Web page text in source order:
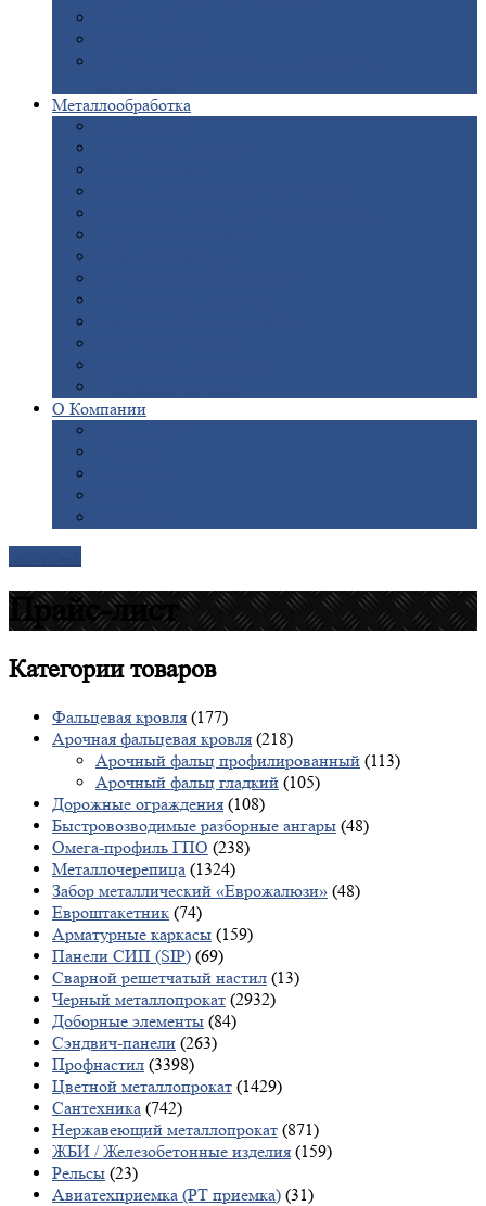
Металлообработка
О Компании
Прайс-лист
Категориитоваров
Фальцевая кровля (177)
Арочная фальцевая кровля (218)
Арочный фальц профилированный (113)
Арочный фальц гладкий (105)
Дорожные ограждения (108)
Быстровозводимые разборные ангары (48)
Омега-профиль ГПО (238)
Металлочерепица (1324)
Забор металлический «Еврожалюзи» (48)
Евроштакетник (74)
Арматурные каркасы (159)
Панели СИП (SIP) (69)
Сварной решетчатый настил (13)
Черный металлопрокат (2932)
Доборные элементы (84)
Сэндвич-панели (263)
Профнастил (3398)
Цветной металлопрокат (1429)
Сантехника (742)
Нержавеющий металлопрокат (871)
ЖБИ / Железобетонные изделия (159)
Рельсы (23)
Авиатехприемка (РТ приемка) (31)